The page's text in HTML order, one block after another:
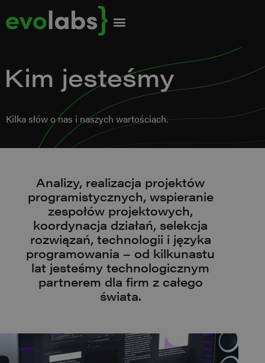
Kim jesteśmy
Kilka słów o nas i naszych wartościach.
Analizy, realizacja projektów
programistycznych, wspieranie
zespołów projektowych,
koordynacja działań, selekcja
rozwiązań, technologii i języka
programowania – od kilkunastu
lat jesteśmy technologicznym
partnerem dla firm z całego
świata.